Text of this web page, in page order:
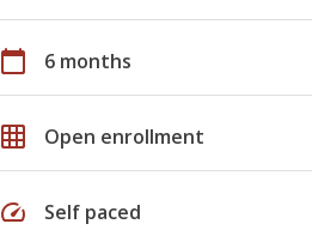
calendar_today 6 months
grid_on Open enrollment
speed Self paced